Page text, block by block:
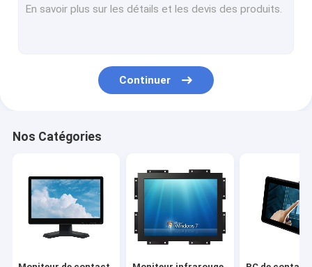
Continuer
Nos Catégories